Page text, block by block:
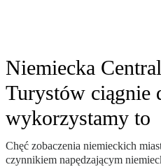
Niemiecka
Turystów ciągnie
wykorzystamy to
Chęć zobaczenia niemieckich
czynnikiem napędzającym